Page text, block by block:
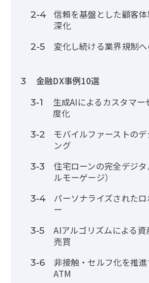
2-4
信頼を基盤とした顧客
深化
2-5 変化し続ける業界規制
3 金融DX事例10選
3-1
生成AIによるカスタマー
度化
3-2
モバイルファーストの
ング
3-3
住宅ローンの完全デジ
ルモーゲージ）
3-4
パーソナライズされた
ー
3-5
AIアルゴリズムによる資
売買
3-6
非接触・セルフ化を推
ATM